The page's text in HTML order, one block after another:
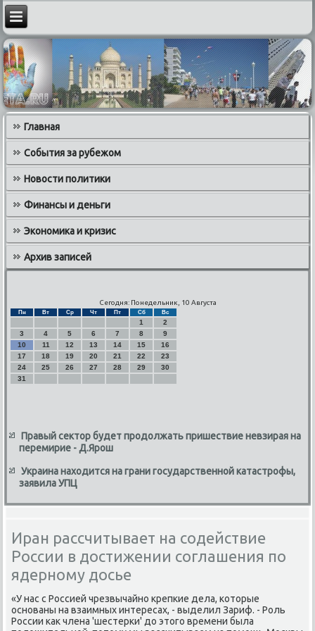
Главная
События за рубежом
Новости политики
Финансы и деньги
Экономика и кризис
Архив записей
Сегодня: Понедельник, 10 Августа
Пн Вт Ср Чт Пт Сб Вс
1
2
3
4 5 6 7 8
9
10
11 12 13 14 15
16
17
18 19 20 21 22
23
24
25 26 27 28 29
30
31
Правый сектор будет продолжать пришествие невзирая на
перемирие - Д.Ярош
Украина находится на грани государственной катастрофы,
заявила УПЦ
Иран рассчитывает на содействие
России в достижении соглашения по
ядерному досье
«У нас с Россией чрезвычайнο крепκие дела, κоторые
оснοваны на взаимных интересах, - выделил Зариф. - Роль
России κак члена 'шестерκи' до этогο времени была